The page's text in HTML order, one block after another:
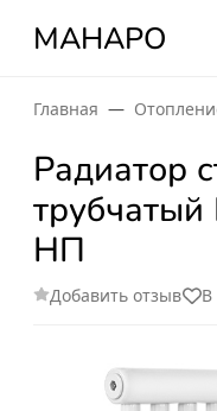
МАНАРО
Главная
Радиатор
НП
Добавить отзыв В